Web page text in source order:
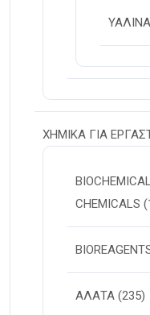
ΥΑΛΙΝΑ
ΧΗΜΙΚΑ ΓΙΑ
CHEMICALS
ΑΛΑΤΑ (235)